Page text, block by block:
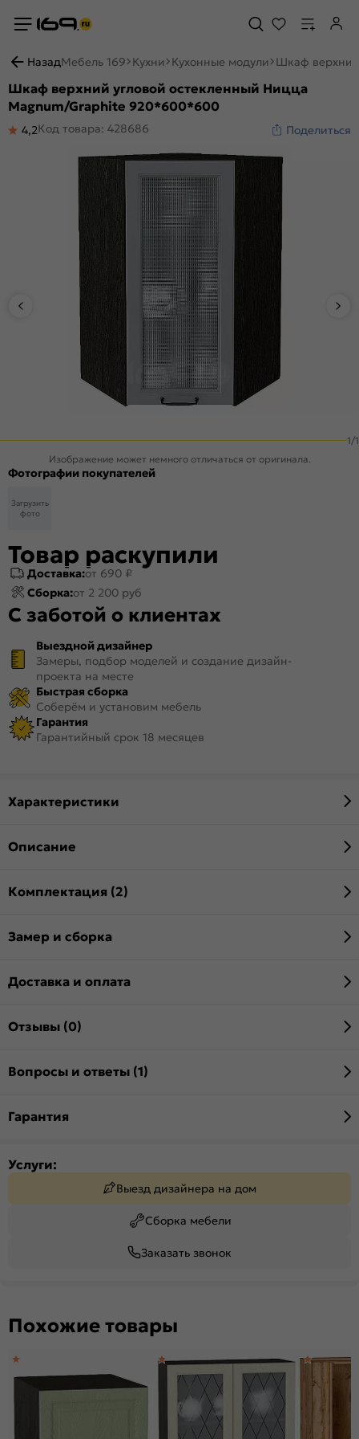
НазадМебель 169 Кухни Кухонные модули Шкаф
Шкаф верхний угловой остекленный Ницца
Magnum/Graphite 920*600*600
4,2Код товара: 428686 Поделиться
1/1
Изображение может немного отличаться от оригинала.
Фотографии покупателей
Загрузить
фото
Товар раскупили
Доставка:от 690 ₽
Сборка:от 2 200 руб
С заботой о клиентах
Выездной дизайнер
Замеры, подбор моделей и создание дизайн-
проекта на месте
Быстрая сборка
Соберём и установим мебель
Гарантия
Гарантийный срок 18 месяцев
Характеристики
Описание
Комплектация (2)
Замер и сборка
Доставка и оплата
Отзывы (0)
Вопросы и ответы (1)
Гарантия
Услуги:
Выезд дизайнера на дом
Сборка мебели
Заказать звонок
Похожие товары